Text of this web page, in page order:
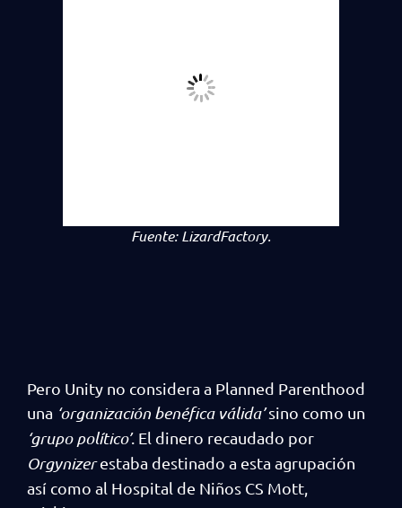
Fuente:LizardFactory.
Pero Unity no considera a Planned Parenthood
una ‘organización benéfica válida’sino como un
‘grupo político’. El dinero recaudado por
Orgynizerestaba destinado a esta agrupación
así como al Hospital de Niños CS Mott,